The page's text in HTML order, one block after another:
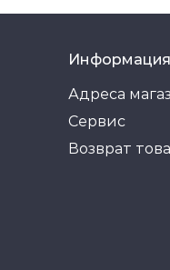
Информация
Адреса
Сервис
Возврат